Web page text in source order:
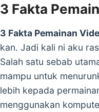
3 Fakta
3 Fakta Pemainan
kan. Jadi kali ni aku
Salah satu sebab
mampu untuk
lebih kepada
menggunakan